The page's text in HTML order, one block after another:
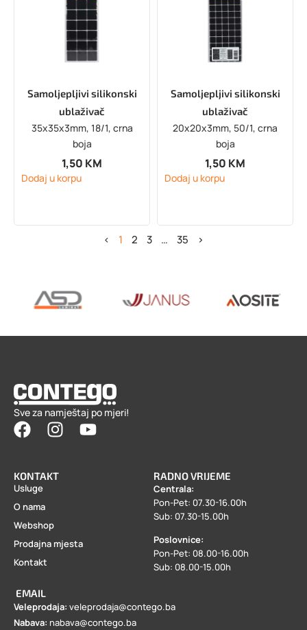
Samoljepljivi silikonski
ublaživač
35x35x3mm, 18/1, crna
boja
1,50 KM
Dodaj u korpu
Samoljepljivi silikonski
ublaživač
20x20x3mm, 50/1, crna
boja
1,50 KM
Dodaj u korpu
< 1 2 3 … 35 >
Sve za namještaj po mjeri!
KONTAKT
Usluge
O nama
Webshop
Prodajna mjesta
Kontakt
EMAIL
Veleprodaja: veleprodaja@contego.ba
Nabava: nabava@contego.ba
RADNO VRIJEME
Centrala:
Pon-Pet: 07.30-16.00h
Sub: 07.30-15.00h
Poslovnice:
Pon-Pet: 08.00-16.00h
Sub: 08.00-15.00h